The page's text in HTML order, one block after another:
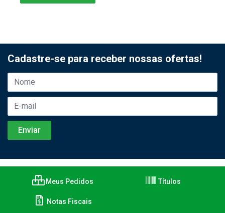
Cadastre-se para receber nossas ofertas!
Meus Pedidos Títulos
Notas Fiscais